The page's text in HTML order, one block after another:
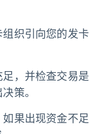
组织引向您的发卡
，并检查交易是
策。
果出现资金不足